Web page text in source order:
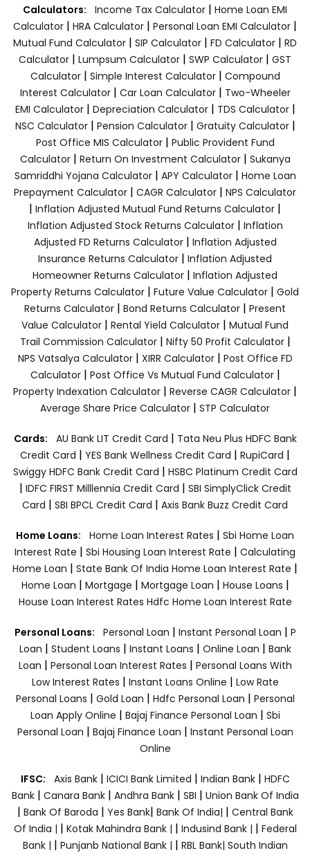
Calculators: Income Tax Calculator | Home Loan EMI
Calculator | HRA Calculator | Personal Loan EMI Calculator |
Mutual Fund Calculator | SIP Calculator | FD Calculator | RD
Calculator | Lumpsum Calculator | SWP Calculator | GST
Calculator| Simple Interest Calculator| Compound
Interest Calculator| Car Loan Calculator| Two-Wheeler
EMI Calculator| Depreciation Calculator| TDS Calculator|
NSC Calculator| Pension Calculator| Gratuity Calculator|
Post Office MIS Calculator| Public Provident Fund
Calculator| Return On Investment Calculator| Sukanya
Samriddhi Yojana Calculator| APY Calculator| Home Loan
Prepayment Calculator | CAGR Calculator | NPS Calculator
| Inflation Adjusted Mutual Fund Returns Calculator |
Inflation Adjusted Stock Returns Calculator| Inflation
Adjusted FD Returns Calculator| Inflation Adjusted
Insurance Returns Calculator | Inflation Adjusted
Homeowner Returns Calculator | Inflation Adjusted
Property Returns Calculator | Future Value Calculator | Gold
Returns Calculator | Bond Returns Calculator | Present
Value Calculator | Rental Yield Calculator | Mutual Fund
Trail Commission Calculator| Nifty 50 Profit Calculator|
NPS Vatsalya Calculator| XIRR Calculator| Post Office FD
Calculator| Post Office Vs Mutual Fund Calculator|
Property Indexation Calculator | Reverse CAGR Calculator |
Average Share Price Calculator | STP Calculator
Cards: AU Bank LIT Credit Card | Tata Neu Plus HDFC Bank
Credit Card | YES Bank Wellness Credit Card | RupiCard |
Swiggy HDFC Bank Credit Card | HSBC Platinum Credit Card
| IDFC FIRST Milllennia Credit Card | SBI SimplyClick Credit
Card | SBI BPCL Credit Card | Axis Bank Buzz Credit Card
Home Loans: Home Loan Interest Rates | Sbi Home Loan
Interest Rate | Sbi Housing Loan Interest Rate | Calculating
Home Loan | State Bank Of India Home Loan Interest Rate |
Home Loan | Mortgage | Mortgage Loan | House Loans |
House Loan Interest Rates Hdfc Home Loan Interest Rate
Personal Loans: Personal Loan | Instant Personal Loan | P
Loan | Student Loans | Instant Loans | Online Loan | Bank
Loan | Personal Loan Interest Rates | Personal Loans With
Low Interest Rates | Instant Loans Online | Low Rate
Personal Loans | Gold Loan | Hdfc Personal Loan | Personal
Loan Apply Online | Bajaj Finance Personal Loan | Sbi
Personal Loan | Bajaj Finance Loan | Instant Personal Loan
Online
IFSC: Axis Bank | ICICI Bank Limited | Indian Bank | HDFC
Bank| Canara Bank | Andhra Bank| SBI | Union Bank Of India
| Bank Of Baroda | Yes Bank| Bank Of India| | Central Bank
Of India | | Kotak Mahindra Bank | | Indusind Bank | | Federal
Bank | | Punjanb National Bank | | RBL Bank| South Indian